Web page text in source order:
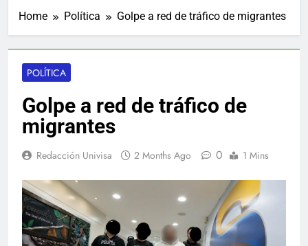
Home Política Golpe a red de tráfico de migrantes
POLÍTICA
Golpe a red de tráfico de
migrantes
Redacción Univisa 2 Months Ago 0 1 Mins